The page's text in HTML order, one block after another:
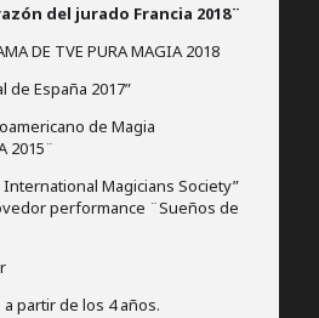
del jurado Francia 2018¨
DE TVE PURA MAGIA 2018
de España 2017”
de Magia
2015¨
Magicians Society”
performance ¨Sueños de
partir de los 4 años.